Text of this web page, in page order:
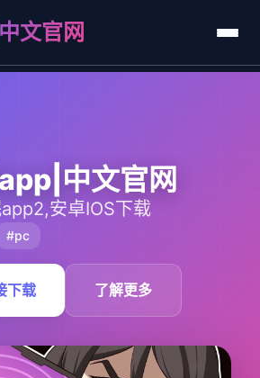
文官网
中文官网
安卓IOS下载
#pc
下载 了解更多